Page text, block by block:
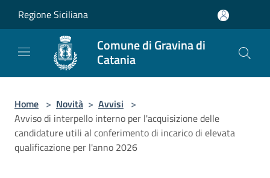
Regione Siciliana
Comune di Gravina di
Catania
Home > Novità > Avvisi >
Avviso di interpello interno per l'acquisizione delle
candidature utili al conferimento di incarico di elevata
qualificazione per l'anno 2026